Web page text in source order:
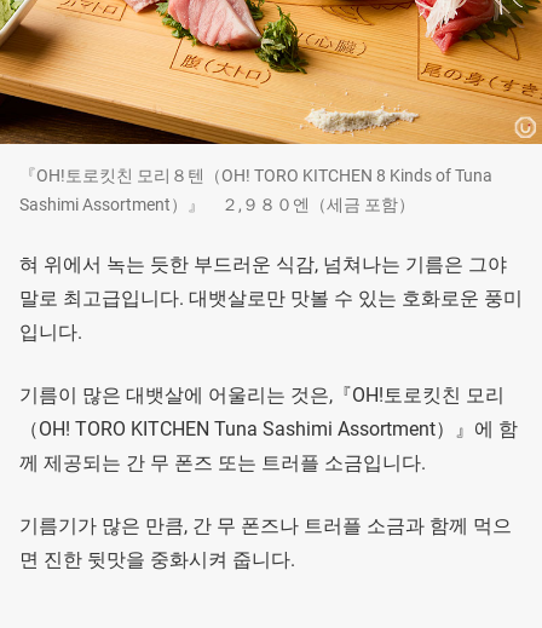
『OH!토로킷친 모리８텐（OH! TORO KITCHEN 8 Kinds of Tuna
Sashimi Assortment）』 ２,９８０엔（세금 포함）
혀 위에서 녹는 듯한 부드러운 식감, 넘쳐나는 기름은 그야
말로 최고급입니다. 대뱃살로만 맛볼 수 있는 호화로운 풍미
입니다.
기름이 많은 대뱃살에 어울리는 것은,『OH!토로킷친 모리
（OH! TORO KITCHEN Tuna Sashimi Assortment）』에 함
께 제공되는 간 무 폰즈 또는 트러플 소금입니다.
기름기가 많은 만큼, 간 무 폰즈나 트러플 소금과 함께 먹으
면 진한 뒷맛을 중화시켜 줍니다.